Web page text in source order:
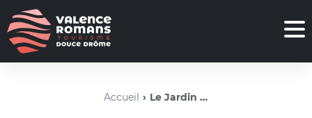
Accueil Le Jardin Ferroviaire & Musical